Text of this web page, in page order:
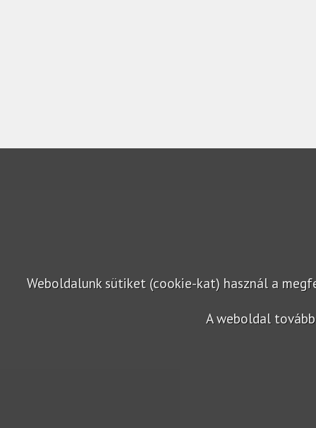
Weboldalunk sütiket (cookie-kat) használ a
A weboldal